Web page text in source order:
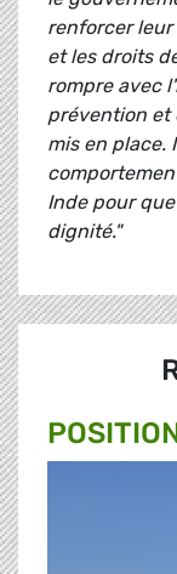
renforcer
et les droits
rompre avec
prévention et
mis en place.
Inde pour
dignité."